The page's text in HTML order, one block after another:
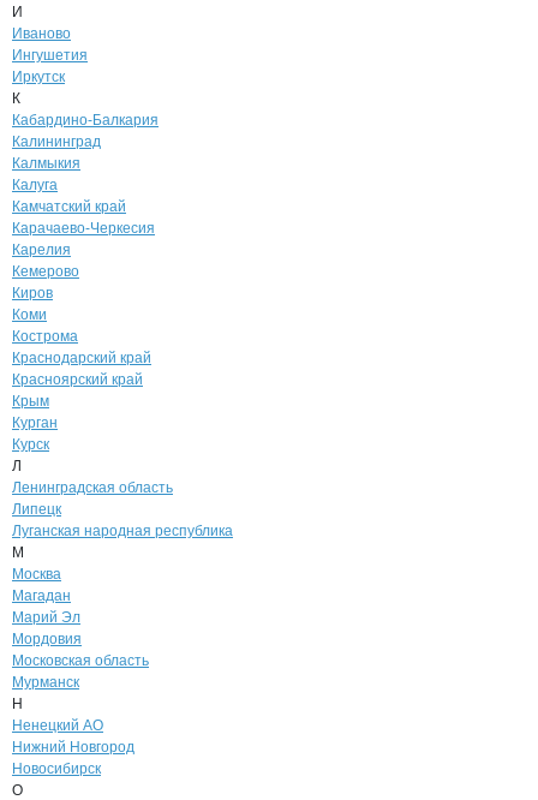
И
Иваново
Ингушетия
Иркутск
К
Кабардино-Балкария
Калининград
Калмыкия
Калуга
Камчатский край
Карачаево-Черкесия
Карелия
Кемерово
Киров
Коми
Кострома
Краснодарский край
Красноярский край
Крым
Курган
Курск
Л
Ленинградская область
Липецк
Луганская народная республика
М
Москва
Магадан
Марий Эл
Мордовия
Московская область
Мурманск
Н
Ненецкий АО
Нижний Новгород
Новосибирск
О